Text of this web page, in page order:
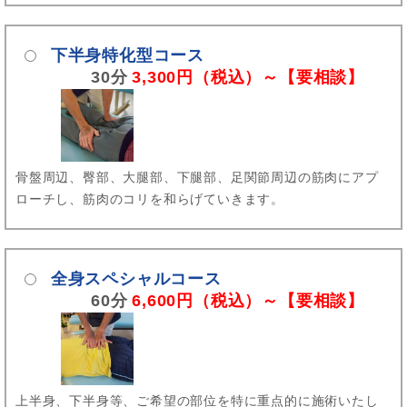
下半身特化型コース
30分 3,300円（税込）～【要相談】
骨盤周辺、臀部、大腿部、下腿部、足関節周辺の筋肉にアプ
ローチし、筋肉のコリを和らげていきます。
全身スペシャルコース
60分 6,600円（税込）～【要相談】
上半身、下半身等、ご希望の部位を特に重点的に施術いたし